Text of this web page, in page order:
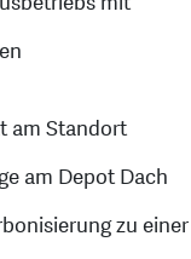
am Standort
am Depot Dach
zu